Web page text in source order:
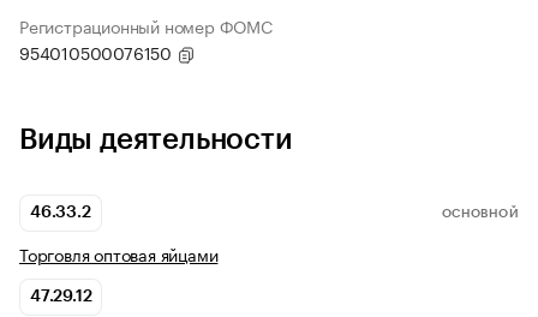
Регистрационный номер ФОМС
954010500076150
Виды деятельности
46.33.2 ОСНОВНОЙ
Торговля оптовая яйцами
47.29.12